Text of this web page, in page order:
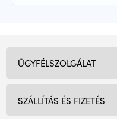
ÜGYFÉLSZOLGÁLAT
SZÁLLÍTÁS ÉS FIZETÉS